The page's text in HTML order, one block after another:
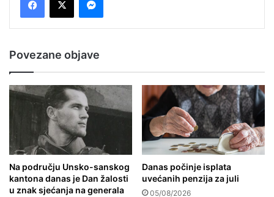
Povezane objave
Na području Unsko-sanskog
kantona danas je Dan žalosti
u znak sjećanja na generala
Danas počinje isplata
uvećanih penzija za juli
05/08/2026